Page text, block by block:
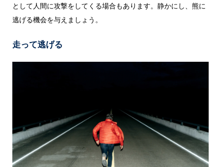
として人間に攻撃をしてくる場合もあります。静かにし、熊に
逃げる機会を与えましょう。
走って逃げる